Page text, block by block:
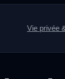
Vie privée